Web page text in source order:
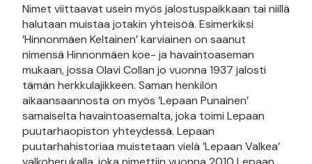
Nimet viittaavat usein myös jalostuspaikkaan tai niillä
halutaan muistaa jotakin yhteisöä. Esimerkiksi
’Hinnonmäen Keltainen’ karviainen on saanut
nimensä Hinnonmäen koe- ja havaintoaseman
mukaan, jossa Olavi Collan jo vuonna 1937 jalosti
tämän herkkulajikkeen. Saman henkilön
aikaansaannosta on myös ’Lepaan Punainen’
samaiselta havaintoasemalta, joka toimi Lepaan
puutarhaopiston yhteydessä. Lepaan
puutarhahistoriaa muistetaan vielä ’Lepaan Valkea’